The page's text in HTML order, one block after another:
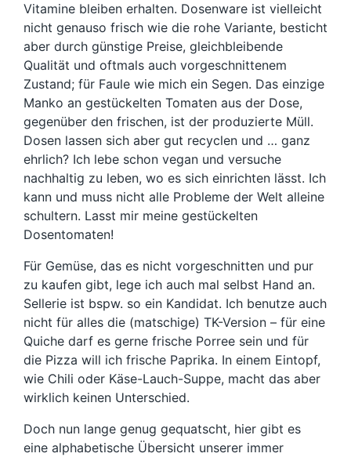
Vitamine bleiben erhalten. Dosenware ist vielleicht
nicht genauso frisch wie die rohe Variante, besticht
aber durch günstige Preise, gleichbleibende
Qualität und oftmals auch vorgeschnittenem
Zustand; für Faule wie mich ein Segen. Das einzige
Manko an gestückelten Tomaten aus der Dose,
gegenüber den frischen, ist der produzierte Müll.
Dosen lassen sich aber gut recyclen und … ganz
ehrlich? Ich lebe schon vegan und versuche
nachhaltig zu leben, wo es sich einrichten lässt. Ich
kann und muss nicht alle Probleme der Welt alleine
schultern. Lasst mir meine gestückelten
Dosentomaten!
Für Gemüse, das es nicht vorgeschnitten und pur
zu kaufen gibt, lege ich auch mal selbst Hand an.
Sellerie ist bspw. so ein Kandidat. Ich benutze auch
nicht für alles die (matschige) TK-Version – für eine
Quiche darf es gerne frische Porree sein und für
die Pizza will ich frische Paprika. In einem Eintopf,
wie Chili oder Käse-Lauch-Suppe, macht das aber
wirklich keinen Unterschied.
Doch nun lange genug gequatscht, hier gibt es
eine alphabetische Übersicht unserer immer